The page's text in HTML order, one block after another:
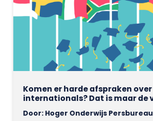
Komen er harde afspraken over
internationals? Dat is maar de
Door: Hoger Onderwijs Persbureau